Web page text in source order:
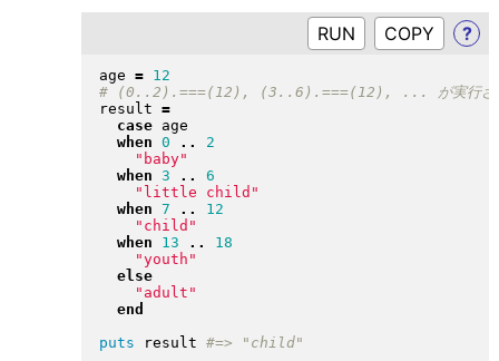
RUN ?
age =
12
result =
case age
when 0 ..
2
" baby"
when 3 ..
6
" little child "
when 7 ..
12
" child "
when
13 ..
18
"youth "
else
" adult "
end
puts result